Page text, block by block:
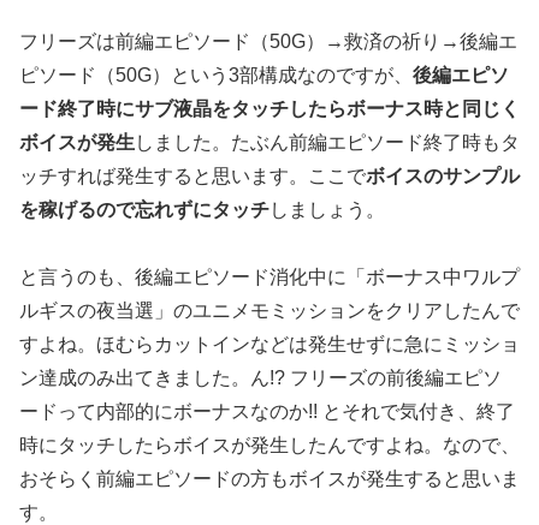
フリーズは前編エピソード（50G）→救済の祈り→後編エ
ピソード（50G）という3部構成なのですが、 後編エピソ
ード終了時にサブ液晶をタッチしたらボーナス時と同じく
ボイスが発生 しました。たぶん前編エピソード終了時もタ
ッチすれば発生すると思います。ここでボイスのサンプル
を稼げるので忘れずにタッチしましょう。
と言うのも、後編エピソード消化中に「ボーナス中ワルプ
ルギスの夜当選」のユニメモミッションをクリアしたんで
すよね。ほむらカットインなどは発生せずに急にミッショ
ン達成のみ出てきました。ん!? フリーズの前後編エピソ
ードって内部的にボーナスなのか!! とそれで気付き、終了
時にタッチしたらボイスが発生したんですよね。なので、
おそらく前編エピソードの方もボイスが発生すると思いま
す。